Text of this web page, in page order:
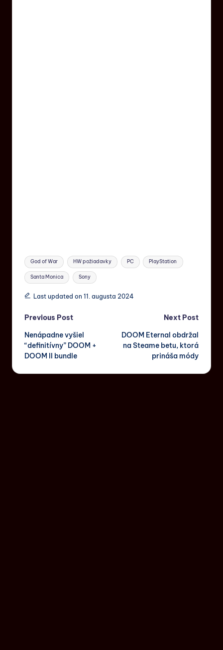
God of War HW požiadavky PC PlayStation
Santa Monica Sony
Last updated on 11. augusta 2024
Previous Post
Nenápadne vyšiel
“definitívny” DOOM +
DOOM II bundle
Next Post
DOOM Eternal obdržal
na Steame betu, ktorá
prináša módy